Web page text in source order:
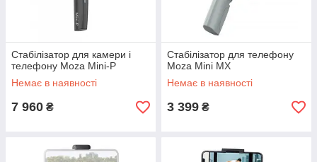
Стабілізатор для камери і
телефону Moza Mini-P
Немає в наявності
7 960 ₴
Стабілізатор для телефону
Moza Mini MX
Немає в наявності
3 399 ₴